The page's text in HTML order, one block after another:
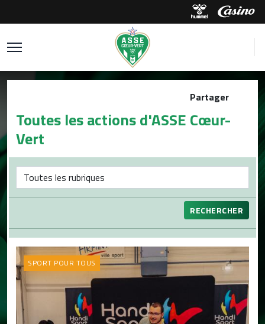
Partager
Toutes les actions d'ASSE Cœur-
Vert
RECHERCHER
SPORT POUR TOUS